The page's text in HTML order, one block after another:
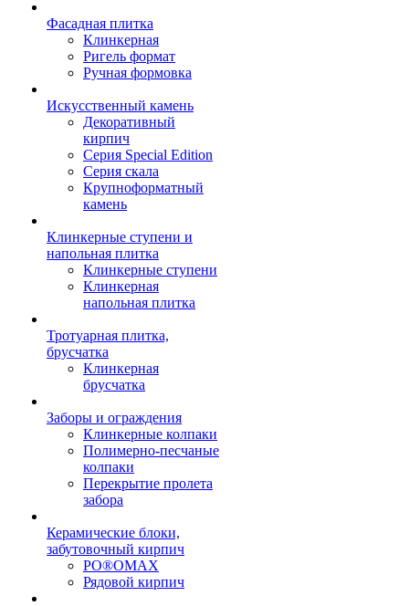
Фасадная плитка
Клинкерная
Ригель формат
Ручная формовка
Искусственный камень
Декоративный
кирпич
Серия Special Edition
Серия скала
Крупноформатный
камень
Клинкерные ступени и
напольная плитка
Клинкерные ступени
Клинкерная
напольная плитка
Тротуарная плитка,
брусчатка
Клинкерная
брусчатка
Заборы и ограждения
Клинкерные колпаки
Полимерно-песчаные
колпаки
Перекрытие пролета
забора
Керамические блоки,
забутовочный кирпич
PO®OMAX
Рядовой кирпич